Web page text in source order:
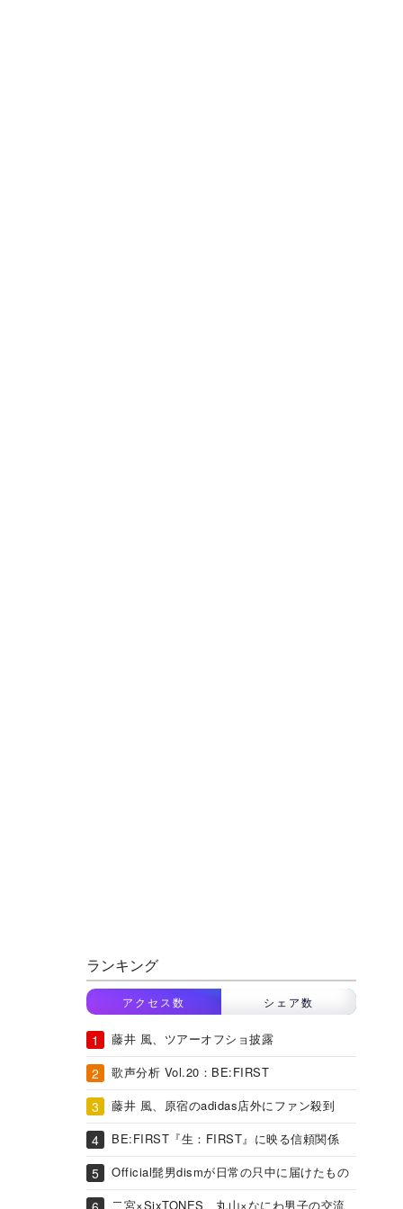
ランキング
アクセス数 シェア数
藤井 風、ツアーオフショ披露
歌声分析 Vol.20：BE:FIRST
藤井 風、原宿のadidas店外にファン殺到
BE:FIRST『生：FIRST』に映る信頼関係
Official髭男dismが日常の只中に届けたもの
二宮×SixTONES、丸山×なにわ男子の交流